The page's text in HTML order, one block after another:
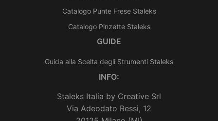
Catalogo Punte Frese Staleks
Catalogo Pinzette Staleks
GUIDE
Guida alla Scelta degli Strumenti Staleks
INFO:
Staleks Italia by Creative Srl
Via Adeodato Ressi, 12